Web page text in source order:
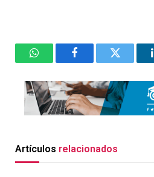
WhatsAppFacebookTwitter
Artículos relacionados